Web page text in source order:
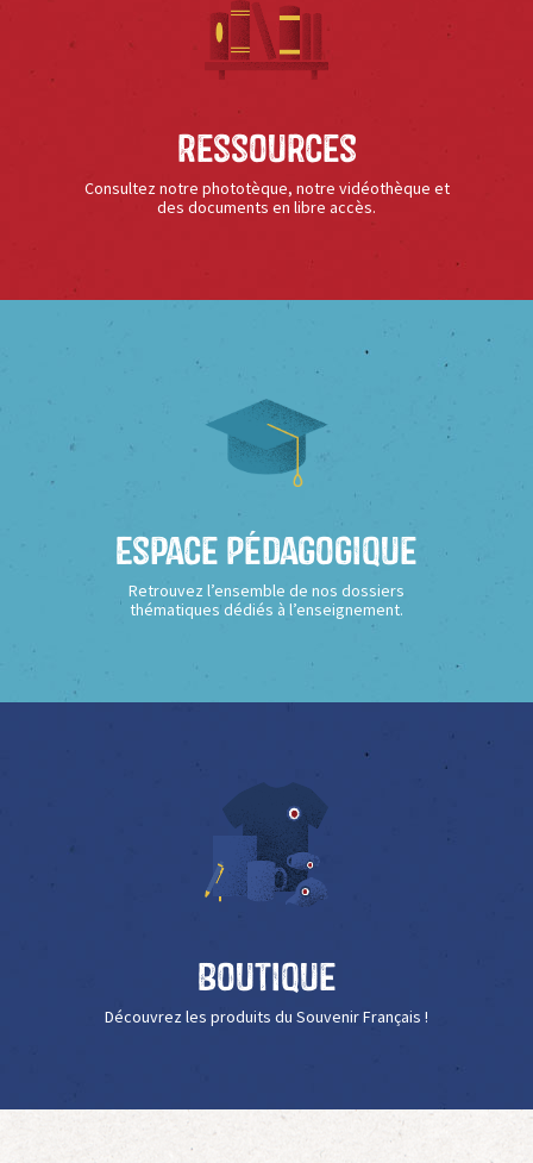
Ressources
Consultez notre phototèque, notre vidéothèque et
des documents en libre accès.
Espace Pédagogique
Retrouvez l’ensemble de nos dossiers
thématiques dédiés à l’enseignement.
Boutique
Découvrez les produits du Souvenir Français !